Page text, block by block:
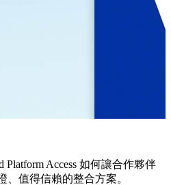
Access 如何讓合作夥伴
、值得信賴的整合方案。